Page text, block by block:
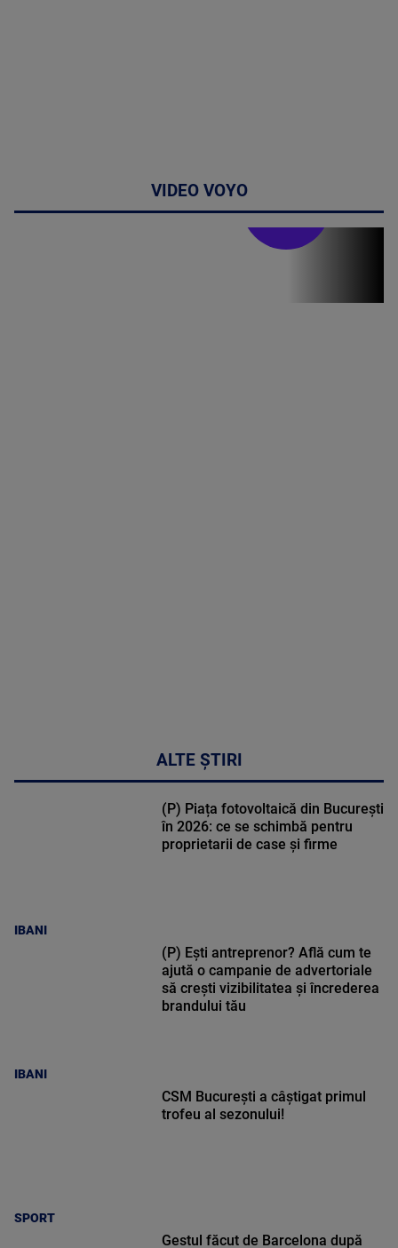
VIDEO VOYO
ALTE ȘTIRI
IBANI
(P) Piața fotovoltaică din București
în 2026: ce se schimbă pentru
proprietarii de case și firme
IBANI
(P) Ești antreprenor? Află cum te
ajută o campanie de advertoriale
să crești vizibilitatea și încrederea
brandului tău
SPORT
CSM București a câștigat primul
trofeu al sezonului!
Gestul făcut de Barcelona după